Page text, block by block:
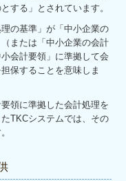
する」とされています。
の基準」が「中小企業の
または「中小企業の会計
会計要領」に準拠して会
保することを意味しま
領に準拠した会計処理を
TKCシステムでは、その